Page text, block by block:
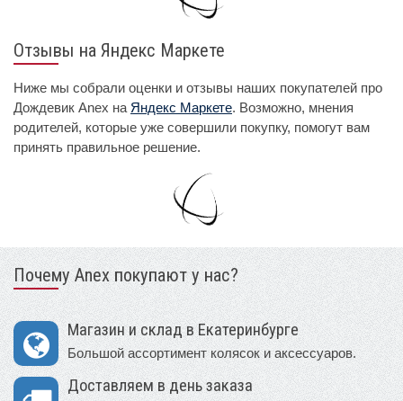
Отзывы на Яндекс Маркете
Ниже мы собрали оценки и отзывы наших покупателей про
Дождевик Anex на Яндекс Маркете. Возможно, мнения
родителей, которые уже совершили покупку, помогут вам
принять правильное решение.
Почему Anex покупают у нас?
Магазин и склад в Екатеринбурге
Большой ассортимент колясок и аксессуаров.
Доставляем в день заказа